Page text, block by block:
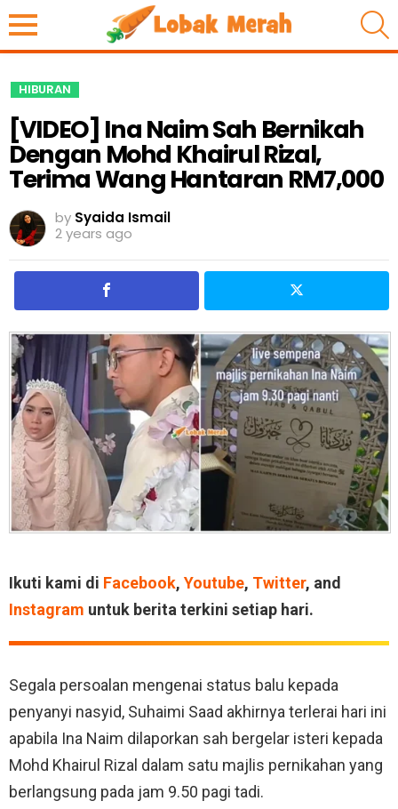
HIBURAN
[VIDEO] Ina Naim Sah Bernikah
Dengan Mohd Khairul Rizal,
Terima Wang Hantaran RM7,000
by Syaida Ismail
2 years ago
Ikuti kami di Facebook, Youtube, Twitter, and
Instagram untuk berita terkini setiap hari.
Segala persoalan mengenai status balu kepada
penyanyi nasyid, Suhaimi Saad akhirnya terlerai hari ini
apabila Ina Naim dilaporkan sah bergelar isteri kepada
Mohd Khairul Rizal dalam satu majlis pernikahan yang
berlangsung pada jam 9.50 pagi tadi.